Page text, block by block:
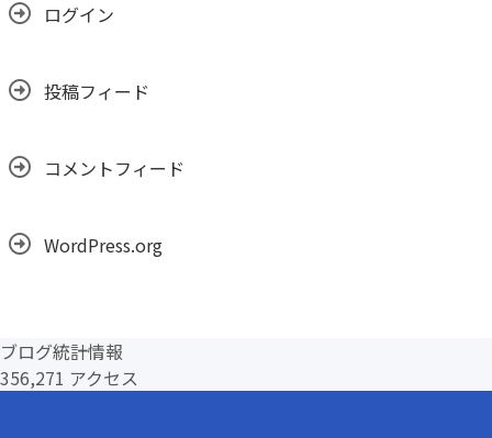
ログイン
投稿フィード
コメントフィード
WordPress.org
ブログ統計情報
356,271 アクセス